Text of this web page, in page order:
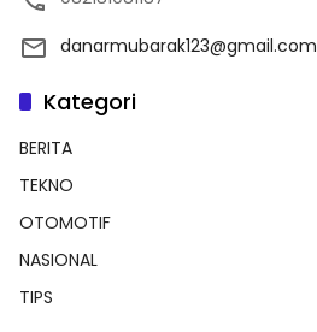
danarmubarak123@gmail.com
Kategori
BERITA
TEKNO
OTOMOTIF
NASIONAL
TIPS